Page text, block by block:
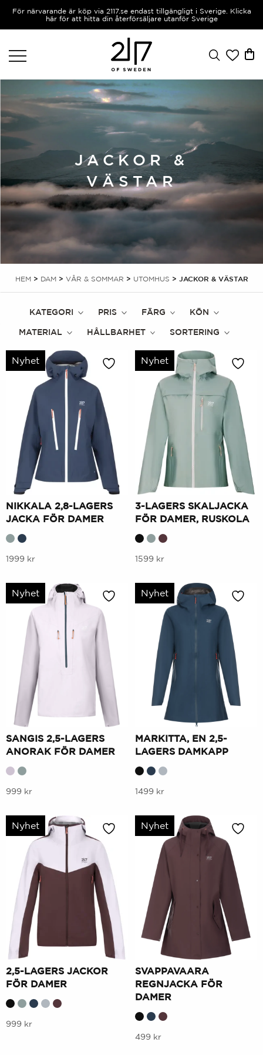
För närvarande är köp via 2117.se endast tillgängligt i Sverige. Klicka
här för att hitta din återförsäljare utanför Sverige
JACKOR &
VÄSTAR
HEM> DAM> VÅR & SOMMAR > UTOMHUS > JACKOR & VÄSTAR
KATEGORI PRIS FÄRG KÖN
MATERIAL HÅLLBARHET SORTERING
Nyhet
NIKKALA 2,8-LAGERS
JACKA FÖR DAMER
Denna
har
flera
varianter.
Alternativen
väljas
produktsidan
1999 kr
Nyhet
3-LAGERS SKALJACKA
FÖR DAMER, RUSKOLA
Denna
har
flera
varianter.
Alternativen
väljas
produktsidan
1599 kr
Nyhet
SANGIS 2,5-LAGERS
ANORAK FÖR DAMER
Denna
har
flera
varianter.
Alternativen
kan
väljas
på
produktsidan
999 kr
Nyhet
MARKITTA, EN 2,5-
LAGERS DAMKAPP
Denna
har
flera
varianter.
Alternativen
väljas
produktsidan
1499 kr
Nyhet
2,5-LAGERS JACKOR
FÖR DAMER
Denna
999 kr
Nyhet
SVAPPAVAARA
REGNJACKA FÖR
DAMER
Denna
499 kr